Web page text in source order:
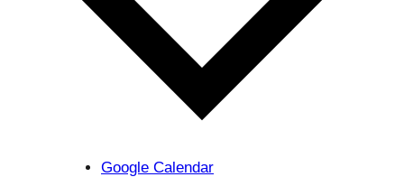
Google Calendar